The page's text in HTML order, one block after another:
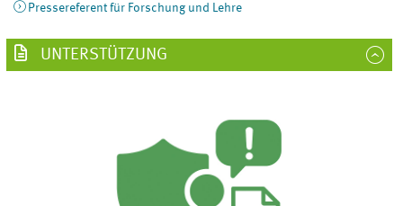
Pressereferent für Forschung und Lehre
UNTERSTÜTZUNG